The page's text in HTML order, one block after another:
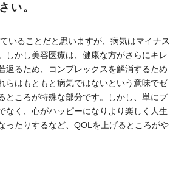
い。
いることだと思いますが、病気はマイナス
しかし美容医療は、健康な方がさらにキレ
返るため、コンプレックスを解消するため
らはもともと病気ではないという意味でゼ
ところが特殊な部分です。しかし、単にプ
なく、心がハッピーになりより楽しく人生
ったりするなど、QOLを上げるところがや